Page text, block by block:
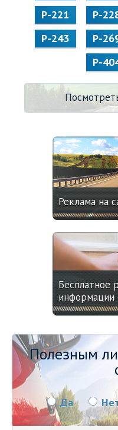
Р-221
Р-
Р-243
Р-
Р-
Реклама на
Бесплатное
информации
Полезным ли
Да